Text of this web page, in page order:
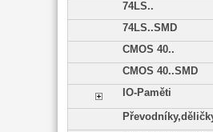
74LS..
74LS..SMD
CMOS 40..
CMOS 40..SMD
IO-Paměti